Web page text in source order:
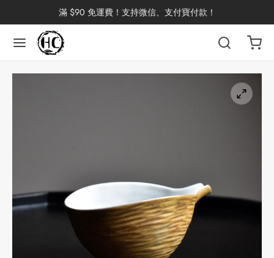
滿 $90 免運費！支持微信、支付寶付款！
返回
返回
返回
返回
返回
返回
返回
返回
返回